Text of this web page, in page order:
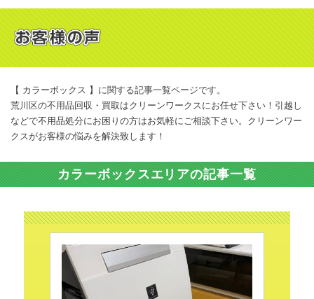
【 カラーボックス 】に関する記事一覧ページです。
荒川区の不用品回収・買取はクリーンワークスにお任せ下さい！引越し
などで不用品処分にお困りの方はお気軽にご相談下さい。クリーンワー
クスがお客様の悩みを解決致します！
カラーボックスエリアの記事一覧